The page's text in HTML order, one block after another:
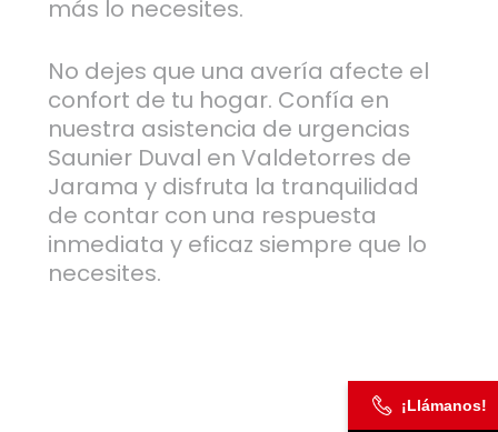
más lo necesites.
No dejes que una avería afecte el
confort de tu hogar. Confía en
nuestra asistencia de urgencias
Saunier Duval en Valdetorres de
Jarama y disfruta la tranquilidad
de contar con una respuesta
inmediata y eficaz siempre que lo
necesites.
¡Llámanos!